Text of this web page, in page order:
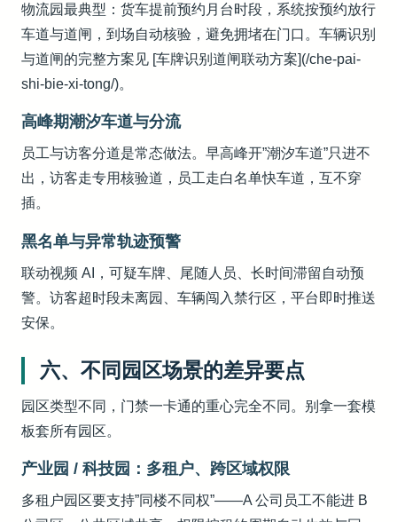
物流园最典型：货车提前预约月台时段，系统按预约放行
车道与道闸，到场自动核验，避免拥堵在门口。车辆识别
与道闸的完整方案见 [车牌识别道闸联动方案](/che-pai-
shi-bie-xi-tong/)。
高峰期潮汐车道与分流
员工与访客分道是常态做法。早高峰开”潮汐车道”只进不
出，访客走专用核验道，员工走白名单快车道，互不穿
插。
黑名单与异常轨迹预警
联动视频 AI，可疑车牌、尾随人员、长时间滞留自动预
警。访客超时段未离园、车辆闯入禁行区，平台即时推送
安保。
六、不同园区场景的差异要点
园区类型不同，门禁一卡通的重心完全不同。别拿一套模
板套所有园区。
产业园 / 科技园：多租户、跨区域权限
多租户园区要支持”同楼不同权”——A 公司员工不能进 B